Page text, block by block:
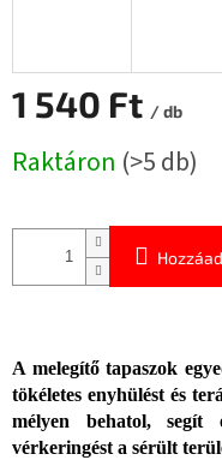
1 540 Ft / db
Raktáron (>5 db)
A melegítő tapaszok
tökéletes enyhülést és
mélyen behatol,
vérkeringést a sérült